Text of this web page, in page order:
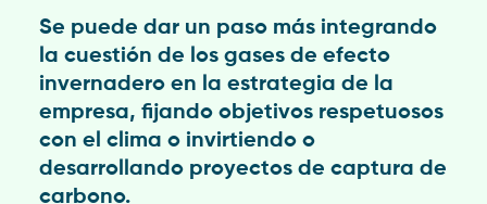
Se puede dar un paso más integrando
la cuestión de los gases de efecto
invernadero en la estrategia de la
empresa, fijando objetivos respetuosos
con el clima o invirtiendo o
desarrollando proyectos de captura de
carbono.